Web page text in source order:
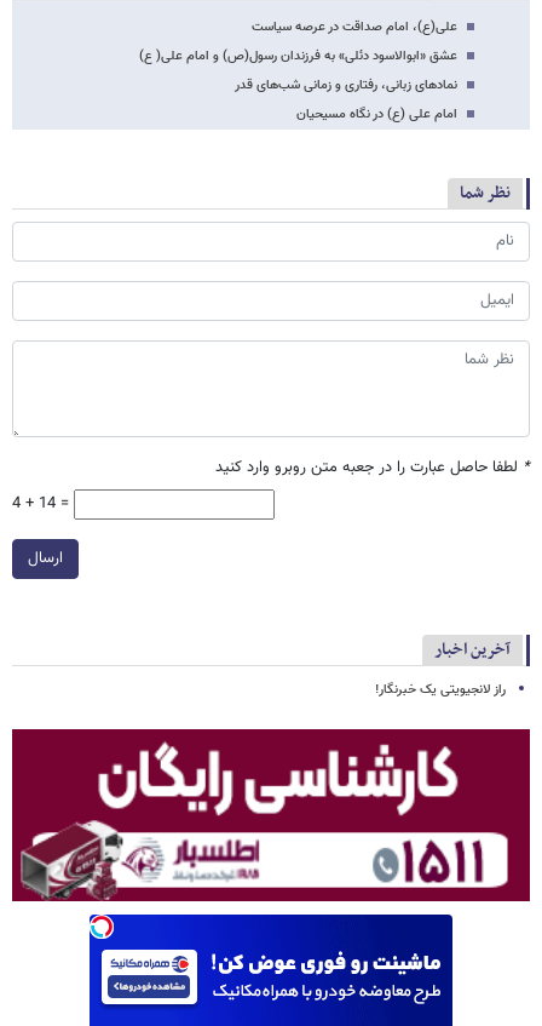
علی(ع)، امام صداقت در عرصه سیاست
عشق «ابوالاسود دئلی» به فرزندان رسول(ص) و امام علی( ع)
نمادهای زبانی، رفتاری و زمانی شب‌های قدر
امام علی (ع) در نگاه مسیحیان
نظر شما
* لطفا حاصل عبارت را در جعبه متن روبرو وارد کنید
4 + 14 =
ارسال
آخرین اخبار
راز لانجیویتی یک خبرنگار!